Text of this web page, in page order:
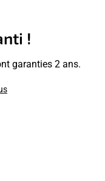
!
garanties 2 ans.